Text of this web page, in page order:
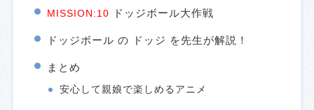
MISSION:10 ドッジボール大作戦
ドッジボール の ドッジ を先生が解説！
まとめ
安心して親娘で楽しめるアニメ